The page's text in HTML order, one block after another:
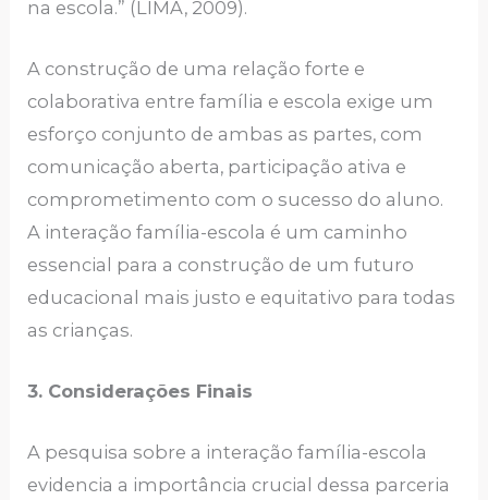
na escola.” (LIMA, 2009).
A construção de uma relação forte e
colaborativa entre família e escola exige um
esforço conjunto de ambas as partes, com
comunicação aberta, participação ativa e
comprometimento com o sucesso do aluno.
A interação família-escola é um caminho
essencial para a construção de um futuro
educacional mais justo e equitativo para todas
as crianças.
3. Considerações Finais
A pesquisa sobre a interação família-escola
evidencia a importância crucial dessa parceria